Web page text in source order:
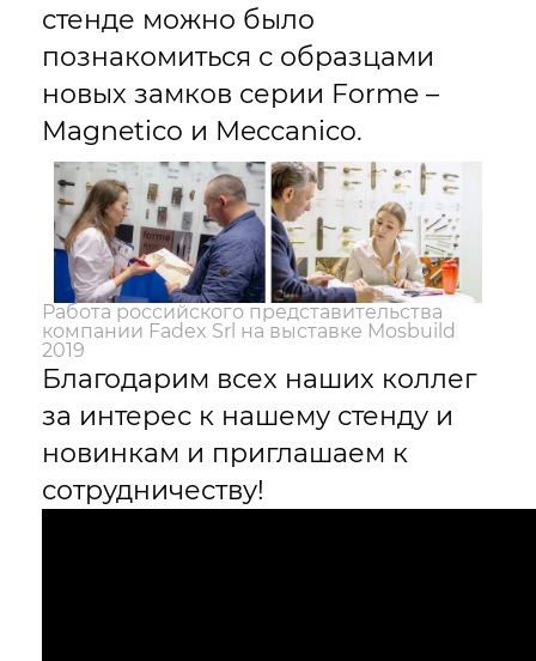
стенде можно было
познакомиться с образцами
новых замков серии Forme –
Magnetico и Meccanico.
Работа российского представительства
компании Fadex Srl на выставке Mosbuild
2019
Благодарим всех наших коллег
за интерес к нашему стенду и
новинкам и приглашаем к
сотрудничеству!